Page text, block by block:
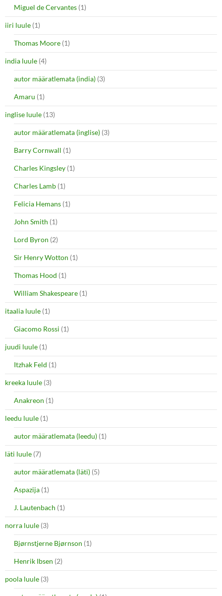
Miguel de Cervantes (1)
iiri luule (1)
Thomas Moore (1)
india luule (4)
autor määratlemata (india) (3)
Amaru (1)
inglise luule (13)
autor määratlemata (inglise) (3)
Barry Cornwall (1)
Charles Kingsley (1)
Charles Lamb (1)
Felicia Hemans (1)
John Smith (1)
Lord Byron (2)
Sir Henry Wotton (1)
Thomas Hood (1)
William Shakespeare (1)
itaalia luule (1)
Giacomo Rossi (1)
juudi luule (1)
Itzhak Feld (1)
kreeka luule (3)
Anakreon (1)
leedu luule (1)
autor määratlemata (leedu) (1)
läti luule (7)
autor määratlemata (läti) (5)
Aspazija (1)
J. Lautenbach (1)
norra luule (3)
Bjørnstjerne Bjørnson (1)
Henrik Ibsen (2)
poola luule (3)